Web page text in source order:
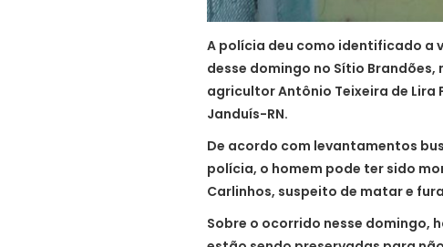
A polícia deu como identificado a
desse domingo no Sítio
agricultor Antônio Teixeira de Lira
Janduís-RN.
De acordo com levantamentos
polícia, o homem pode ter sido
Carlinhos, suspeito de matar e
Sobre o ocorrido nesse domingo,